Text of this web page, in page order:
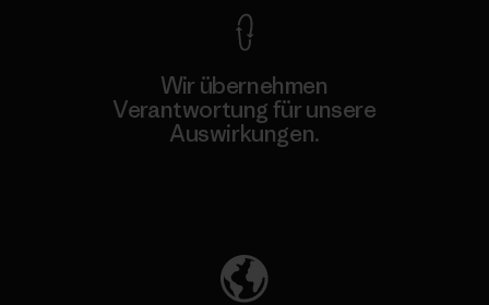
Wir übernehmen
Verantwortung für unsere
Auswirkungen.